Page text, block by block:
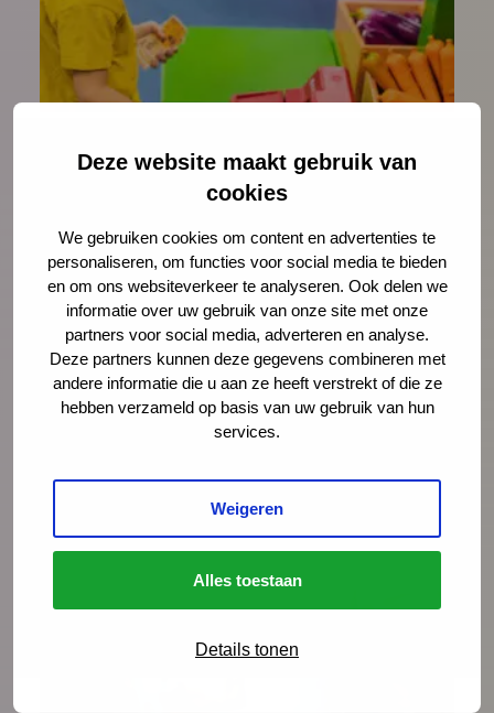
Deze website maakt gebruik van
cookies
We gebruiken cookies om content en advertenties te
personaliseren, om functies voor social media te bieden
en om ons websiteverkeer te analyseren. Ook delen we
informatie over uw gebruik van onze site met onze
partners voor social media, adverteren en analyse.
Deze partners kunnen deze gegevens combineren met
andere informatie die u aan ze heeft verstrekt of die ze
hebben verzameld op basis van uw gebruik van hun
services.
Weigeren
Alles toestaan
Details tonen
Nieuws 28 november 2025
normaal
Het NCJ peilde voor de vijfde keer onder
professionals of zij de signalen van
geldzorgen bij jeugdigen en/of hun
ouders/opvoeders herkennen en hun
mogelijkheden om iets met deze signalen